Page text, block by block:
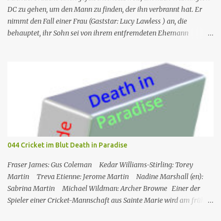
„Frettchengesicht“ Burns Larry Linville Uwe Paulsen (...
DC zu gehen, um den Mann zu finden, der ihn verbrannt hat. Er
nimmt den Fall einer Frau (Gaststar: Lucy Lawless ) an, die
behauptet, ihr Sohn sei von ihrem entfremdeten Ehemann
zu entdecken, dass die Frau wirklich ein Attentäter ist, der
geschickt wurde, um den Mann zu töten. Während Sam und Fiona
den Mann in Sicherheit bringen, findet Michael den Attentäter in
der Nähe und nimmt sie gefangen, doch sie beschließt, in den Tod
zu springen, anstatt ins Gefängnis zu gehen. Am Ende ist Michaels
ganze Arbeit umsonst, als Sam ihm sagt, dass der Mann, der ihn
verbrannt hat, nach Miami kommt. Nr. (ges.) 10 Deutscher Titel
titel False Flag Erstaus­strahlung USA 13. Sep. 2007 Deutsch­
sprachige Erstaus­strahl...
044 Cricket im Blut Death in Paradise
Fraser James: Gus Coleman Kedar Williams-Stirling: Torey
Martin Treva Etienne: Jerome Martin Nadine Marshall (en):
Sabrina Martin Michael Wildman: Archer Browne Einer der
Spieler einer Cricket-Mannschaft aus Sainte Marie wird am frühen